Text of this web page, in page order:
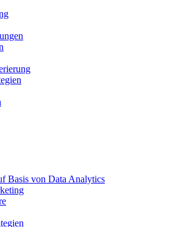
Basis von Data Analytics